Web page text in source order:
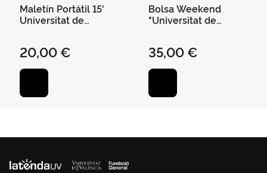
Maletín Portátil 15'
Universitat de
Reciclado
20,00 €
Bolsa Weekend
"Universitat de
35,00 €